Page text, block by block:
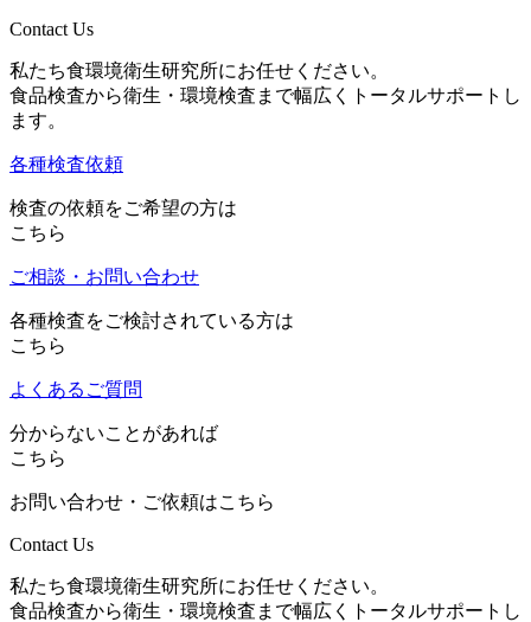
Contact Us
私たち食環境衛生研究所にお任せください。
食品検査から衛生・環境検査まで幅広くトータルサポートし
ます。
各種検査依頼
検査の依頼をご希望の方は
こちら
ご相談・お問い合わせ
各種検査をご検討されている方は
こちら
よくあるご質問
分からないことがあれば
こちら
お問い合わせ・ご依頼はこちら
Contact Us
私たち食環境衛生研究所にお任せください。
食品検査から衛生・環境検査まで幅広くトータルサポートし